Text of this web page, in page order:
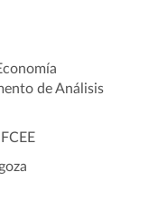
de Análisis